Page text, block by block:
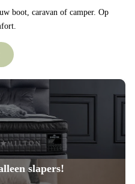
boot, caravan of camper. Op
slapers!